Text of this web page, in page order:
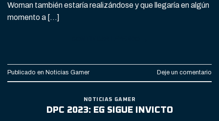
Woman también estaría realizándose y que llegaría en algún
momento a […]
Publicado en Noticias Gamer Deje un comentario
NOTICIAS GAMER
DPC 2023: EG SIGUE INVICTO